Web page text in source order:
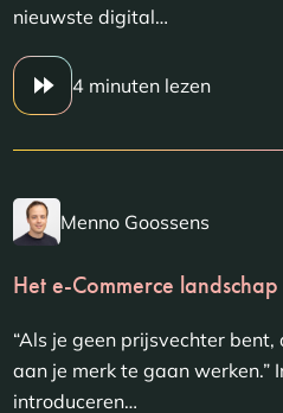
nieuwste digital…
4 minuten lezen
Menno Goossens
Het e-Commerce
“Als je geen prijsvechter
aan je merk te gaan werken.”
introduceren…